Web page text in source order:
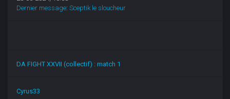
Dernier message:Sceptik le sloucheur
DA FIGHT XXVII (collectif) : match 1
Cyrus33